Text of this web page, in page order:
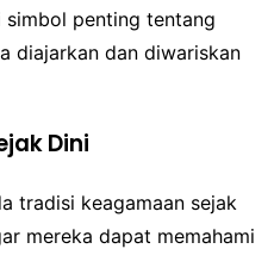
simbol penting tentang
diajarkan dan diwariskan
Dini
tradisi keagamaan sejak
mereka dapat memahami